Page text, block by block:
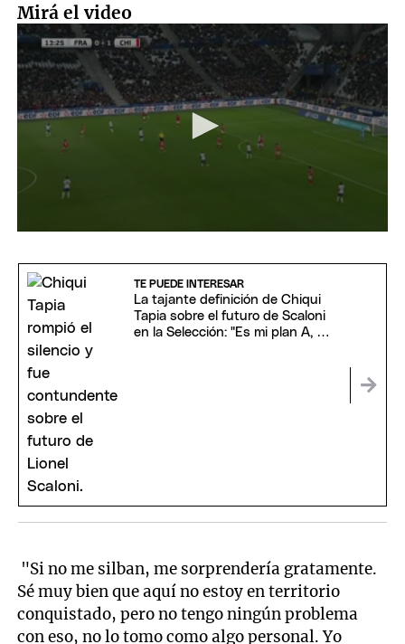
Mirá el video
of
11
TE PUEDE INTERESAR
La tajante definición de Chiqui
Tapia sobre el futuro de Scaloni
en la Selección: "Es mi plan A, B y
"Si no me silban, me sorprendería gratamente.
Sé muy bien que aquí no estoy en territorio
conquistado, pero no tengo ningún problema
con eso, no lo tomo como algo personal. Yo